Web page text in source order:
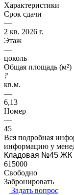
Характеристики
Срок сдачи
—
2 кв. 2026 г.
Этаж
—
цоколь
Общая площадь (м²)
?
кв.м.
—
6,13
Номер
—
45
Вся подробная
информацию у
Кладовая №45 ЖК
615000
Свободно
Забронировать
Задать вопрос